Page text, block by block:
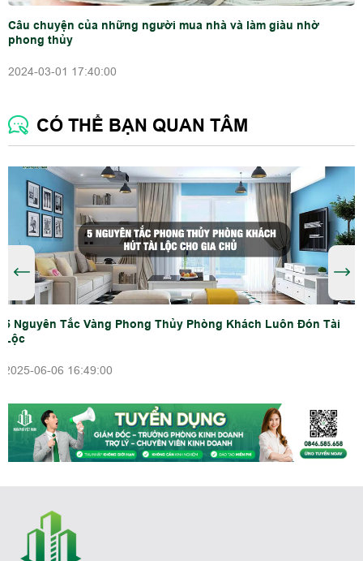
Câu chuyện của những người mua nhà và làm giàu nhờ
phong thủy
2024-03-01 17:40:00
CÓ THỂ BẠN QUAN TÂM
5 Nguyên Tắc Vàng Phong Thủy Phòng Khách Luôn Đón Tài
Lộc
2025-06-06 16:49:00